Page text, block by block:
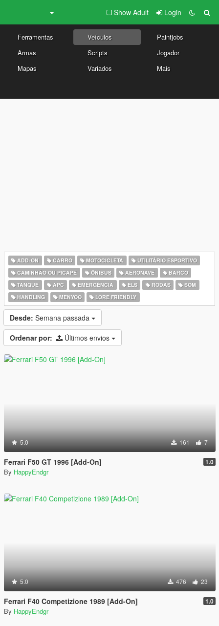
Show Adult Login
Ferramentas Veículos
Paintjobs
Armas
Scripts
Jogador
Mapas
Variados Mais
ADD-ON CARRO MOTOCICLETA
UTILITÁRIO ESPORTIVO
CAMINHÃO OU PICAPE
ÔNIBUS AERONAVE
BARCO
TANQUE
APC EMERGÊNCIA ELS RODAS
SOM
HANDLING
MENYOO LORE FRIENDLY
Desde: Semana passada
Ordenar por: Últimos envios
5.0 161 7
Ferrari F50 GT 1996 [Add-On] 1.0
By HappyEndgr
5.0 476 23
Ferrari F40 Competizione 1989 [Add-On] 1.0
By HappyEndgr